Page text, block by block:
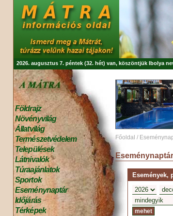
2026. augusztus 7. péntek (32. hét) van, köszöntjük Ibolya
Földrajz
Növényvilág
Állatvilág
Természetvédelem
Települések
Látnivalók
Túraajánlatok
Sportok
Eseménynaptár
Időjárás
Térképek
Főoldal /
Eseménynaptár
Események,